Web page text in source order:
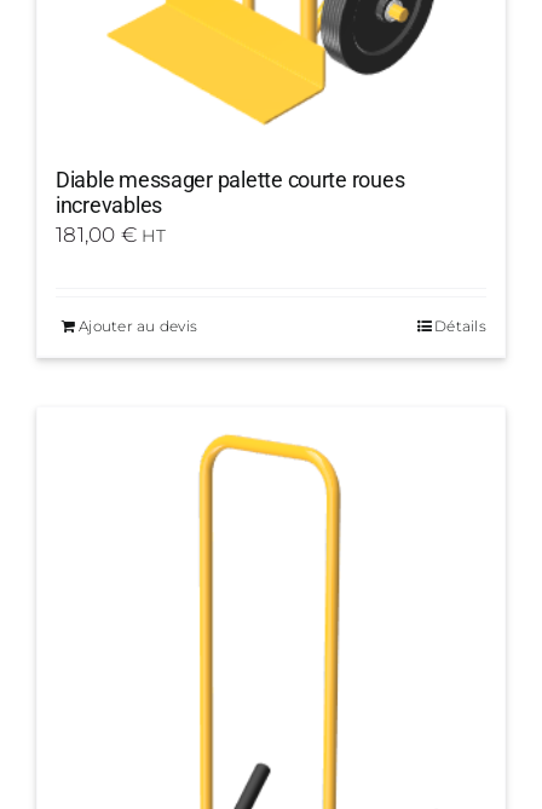
Diable messager palette courte roues
increvables
181,00 € HT
Ajouter au devis Détails